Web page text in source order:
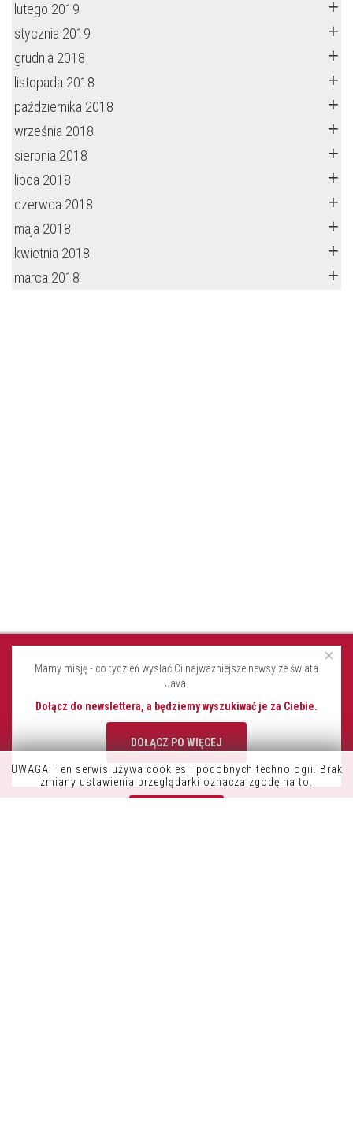
lutego 2019
stycznia 2019
grudnia 2018
listopada 2018
października 2018
września 2018
sierpnia 2018
lipca 2018
czerwca 2018
maja 2018
kwietnia 2018
marca 2018
K9OFFICE
UWAGA! Ten serwis używa cookies i podobnych technologii. Brak
zmiany ustawienia przeglądarki oznacza zgodę na to.
×
Mamy misję - co tydzień wysłać Ci najważniejsze newsy ze świata
Java.
Dołącz do newslettera, a będziemy wyszukiwać je za Ciebie.
DOŁĄCZ PO WIĘCEJ